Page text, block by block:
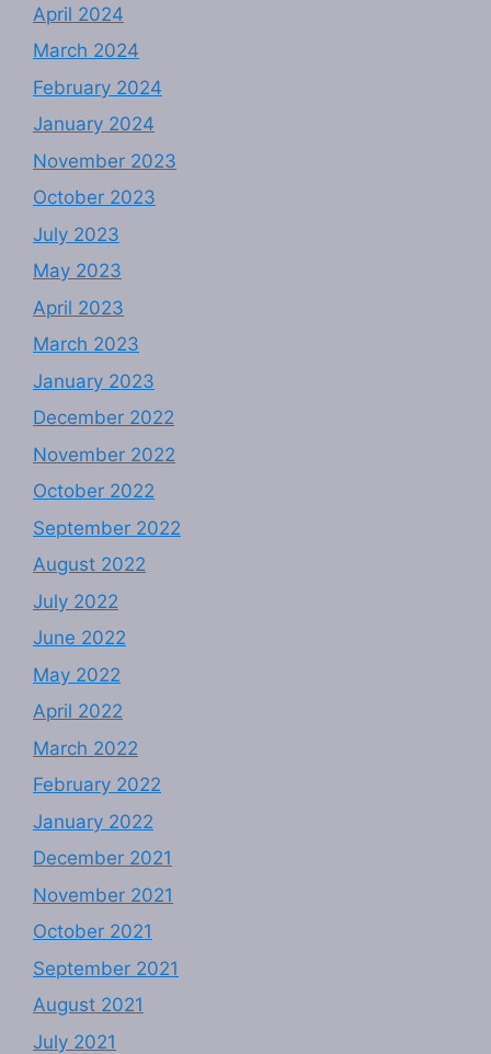
April 2024
March 2024
February 2024
January 2024
November 2023
October 2023
July 2023
May 2023
April 2023
March 2023
January 2023
December 2022
November 2022
October 2022
September 2022
August 2022
July 2022
June 2022
May 2022
April 2022
March 2022
February 2022
January 2022
December 2021
November 2021
October 2021
September 2021
August 2021
July 2021